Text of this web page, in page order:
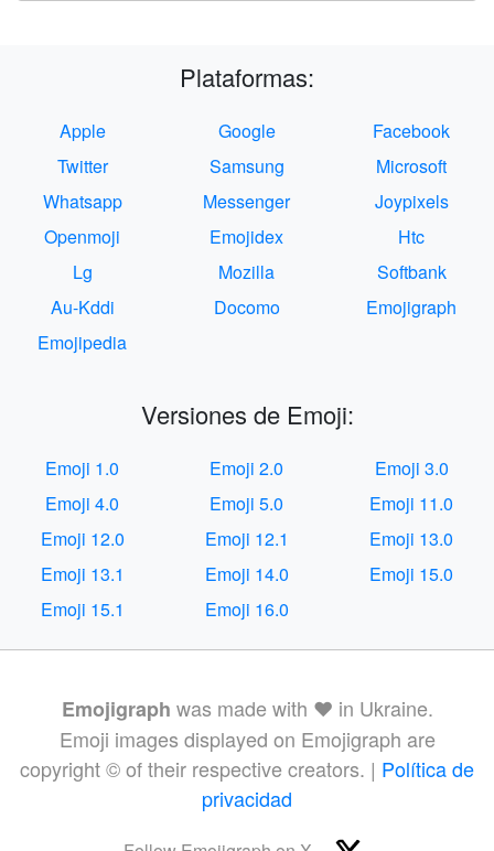
Plataformas:
Apple Google
Facebook
Twitter
Samsung
Microsoft
Whatsapp
Messenger
Joypixels
Openmoji
Emojidex
Htc
Lg
Mozilla
Softbank
Au-Kddi
Docomo
Emojigraph
Emojipedia
Versiones de Emoji:
Emoji 1.0 Emoji 2.0
Emoji 3.0
Emoji 4.0
Emoji 5.0
Emoji 11.0
Emoji 12.0
Emoji 12.1
Emoji 13.0
Emoji 13.1
Emoji 14.0
Emoji 15.0
Emoji 15.1
Emoji 16.0
Emojigraph was made with ❤️ in Ukraine.
Emoji images displayed on Emojigraph are
copyright © of their respective creators. | Política de
privacidad